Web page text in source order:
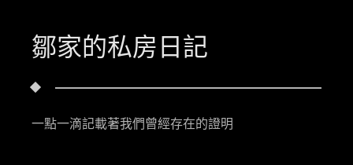
鄒家的私房日記
一點一滴記載著我們曾經存在的證明